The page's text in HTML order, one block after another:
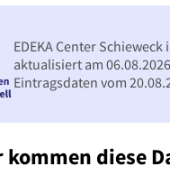
kommen diese
EDEKA Center
aktualisiert am
Eintragsdaten vom